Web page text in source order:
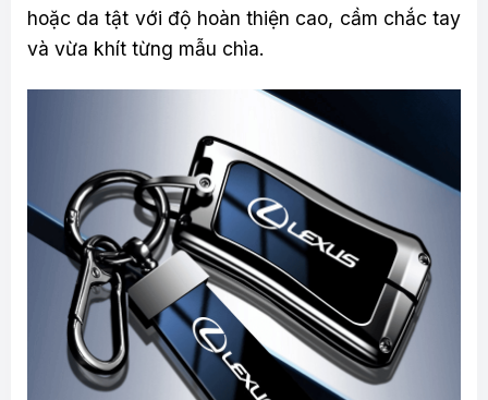
hoặc da tật với độ hoàn thiện cao, cầm chắc tay
và vừa khít từng mẫu chìa.